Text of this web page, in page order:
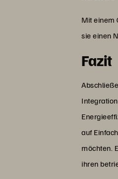
Mit einem
sie einen
Fazit
auf
möchten.
ihren